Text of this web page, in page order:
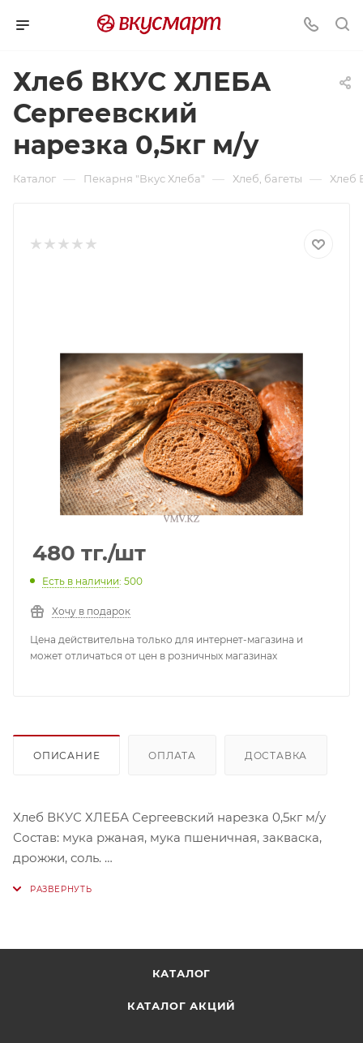
Хлеб ВКУС ХЛЕБА
Сергеевский
нарезка 0,5кг м/у
Каталог — Пекарня "Вкус Хлеба" — Хлеб, багеты — Хлеб
480 тг./шт
Есть в наличии: 500
Хочу в подарок
Цена действительна только для интернет-магазина и
может отличаться от цен в розничных магазинах
ОПИСАНИЕ ОПЛАТА ДОСТАВКА
Хлеб ВКУС ХЛЕБА Сергеевский нарезка 0,5кг м/у
Состав: мука ржаная, мука пшеничная, закваска,
дрожжи, соль.
КАТАЛОГ
КАТАЛОГ АКЦИЙ